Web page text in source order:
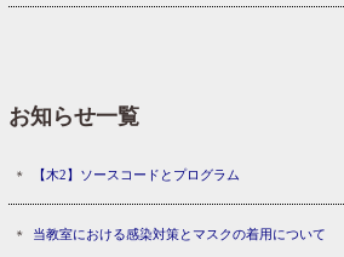
お知らせ一覧
【木2】ソースコードとプログラム
当教室における感染対策とマスクの着用について